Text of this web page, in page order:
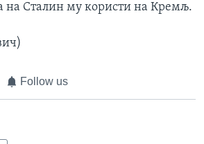
на Сталин му користи на Кремљ.
Follow us